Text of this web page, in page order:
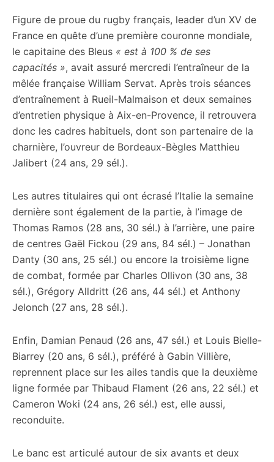
Figure de proue du rugby français, leader d’un XV de
France en quête d’une première couronne mondiale,
le capitaine des Bleus « est à 100 % de ses
capacités », avait assuré mercredi l’entraîneur de la
mêlée française William Servat. Après trois séances
d’entraînement à Rueil-Malmaison et deux semaines
d’entretien physique à Aix-en-Provence, il retrouvera
donc les cadres habituels, dont son partenaire de la
charnière, l’ouvreur de Bordeaux-Bègles Matthieu
Jalibert (24 ans, 29 sél.).
Les autres titulaires qui ont écrasé l’Italie la semaine
dernière sont également de la partie, à l’image de
Thomas Ramos (28 ans, 30 sél.) à l’arrière, une paire
de centres Gaël Fickou (29 ans, 84 sél.) – Jonathan
Danty (30 ans, 25 sél.) ou encore la troisième ligne
de combat, formée par Charles Ollivon (30 ans, 38
sél.), Grégory Alldritt (26 ans, 44 sél.) et Anthony
Jelonch (27 ans, 28 sél.).
Enfin, Damian Penaud (26 ans, 47 sél.) et Louis Bielle-
Biarrey (20 ans, 6 sél.), préféré à Gabin Villière,
reprennent place sur les ailes tandis que la deuxième
ligne formée par Thibaud Flament (26 ans, 22 sél.) et
Cameron Woki (24 ans, 26 sél.) est, elle aussi,
reconduite.
Le banc est articulé autour de six avants et deux